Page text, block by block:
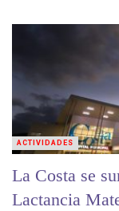
La Costa se
Lactancia
ACTIVIDADES